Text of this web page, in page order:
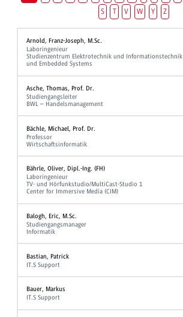
S
T V W Y Z
Arnold, Franz-Joseph, M.Sc.
Laboringenieur
Studienzentrum Elektrotechnik und Informationstechnik
und Embedded Systems
Asche, Thomas, Prof. Dr.
Studiengangsleiter
BWL – Handelsmanagement
Bächle, Michael, Prof. Dr.
Professor
Wirtschaftsinformatik
Bährle, Oliver, Dipl.-Ing. (FH)
Laboringenieur
TV- und Hörfunkstudio/MultiCast-Studio 1
Center for Immersive Media (CIM)
Balogh, Eric, M.Sc.
Studiengangsmanager
Informatik
Bastian, Patrick
IT.S Support
Bauer, Markus
IT.S Support